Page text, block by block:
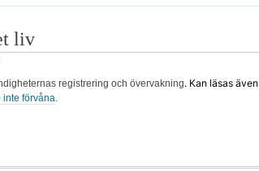
liv
registrering och övervakning. Kan läsas även
inte förvåna.